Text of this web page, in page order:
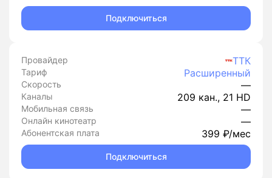
Подключиться
Провайдер ТТК
Тариф Расширенный
Скорость —
Каналы 209 кан., 21 HD
Мобильная связь —
Онлайн кинотеатр —
Абонентская плата 399 ₽/мес
Подключиться